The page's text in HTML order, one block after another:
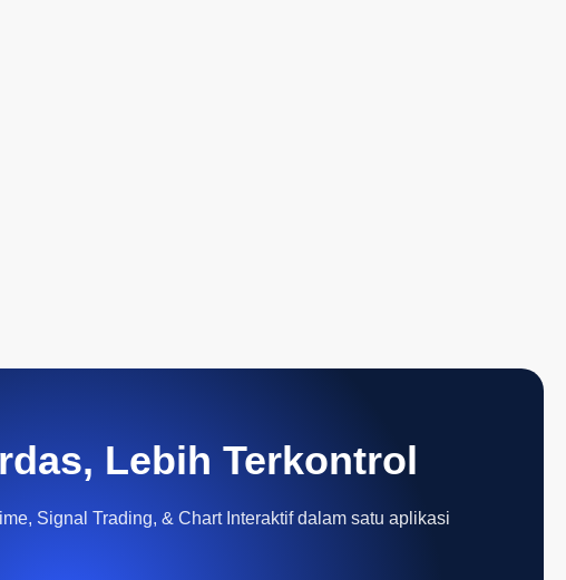
Lebih Terkontrol
Signal Trading, & Chart Interaktif dalam satu aplikasi